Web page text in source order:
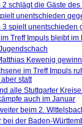
2 schlägt die Gäste
unentschieden
3 spielt unentschieden
Treff Impuls bleibt
Kewenig
im Treff Impuls
statt
alle Stuttgarter
auch im Januar
beim 2.
bei der Baden-